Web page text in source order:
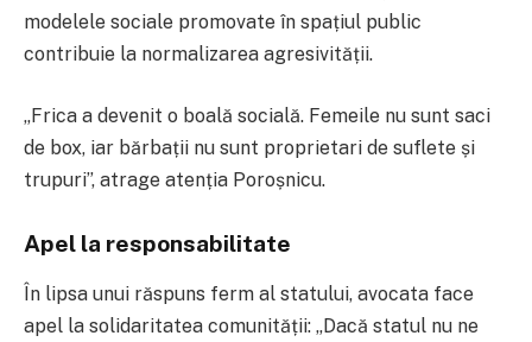
modelele sociale promovate în spațiul public
contribuie la normalizarea agresivității.
„Frica a devenit o boală socială. Femeile nu sunt saci
de box, iar bărbații nu sunt proprietari de suflete și
trupuri”, atrage atenția Poroșnicu.
Apel la responsabilitate
În lipsa unui răspuns ferm al statului, avocata face
apel la solidaritatea comunității: „Dacă statul nu ne